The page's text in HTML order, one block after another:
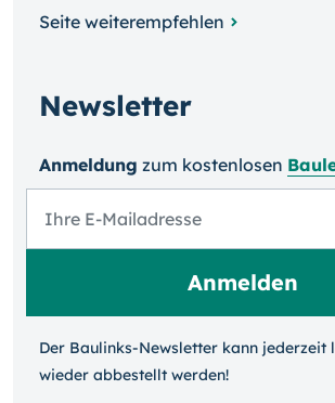
Seite weiterempfehlen
Newsletter
Anmeldung zum kosten­losen
Der Baulinks-Newsletter kann jeder­zeit
wieder ab­bestellt werden!